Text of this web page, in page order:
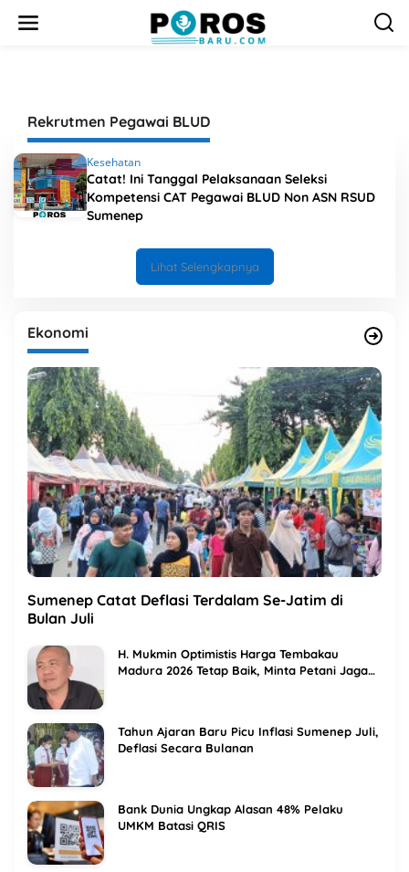
Rekrutmen Pegawai BLUD
Kesehatan
Catat! Ini Tanggal Pelaksanaan Seleksi
Kompetensi CAT Pegawai BLUD Non ASN RSUD
Sumenep
Lihat Selengkapnya
Ekonomi
Sumenep Catat Deflasi Terdalam Se-Jatim di
Bulan Juli
H. Mukmin Optimistis Harga Tembakau
Madura 2026 Tetap Baik, Minta Petani Jaga
Tahun Ajaran Baru Picu Inflasi Sumenep Juli,
Deflasi Secara Bulanan
Bank Dunia Ungkap Alasan 48% Pelaku
UMKM Batasi QRIS